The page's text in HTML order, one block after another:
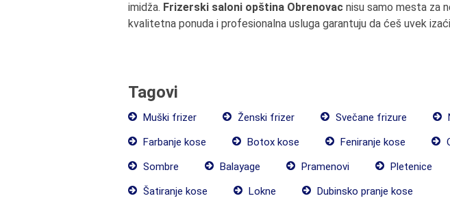
imidža. Frizerski saloni opština Obrenovac nisu samo mesta za
kvalitetna ponuda i profesionalna usluga garantuju da ćeš uvek
Tagovi
Muški frizer Ženski frizer Svečane frizure
Farbanje kose
Botox kose Feniranje kose
Sombre
Balayage Pramenovi Pletenice
Šatiranje kose
Lokne Dubinsko pranje kose